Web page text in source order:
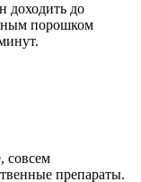
доходить до
порошком
совсем
препараты.